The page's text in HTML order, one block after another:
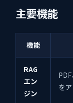
主要機能
機能
RAG
エン
ジン
を